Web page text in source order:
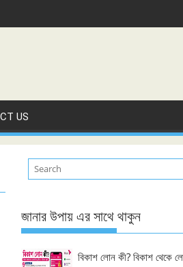
US
জানার উপায় এর সাথে থাকুন
বিকাশ লোন কী? বিকাশ থেকে